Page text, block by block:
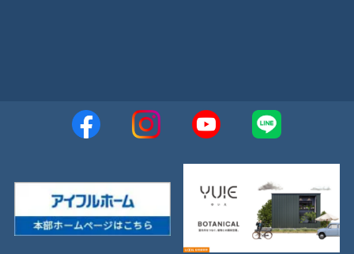
2022年9月
2022年6月